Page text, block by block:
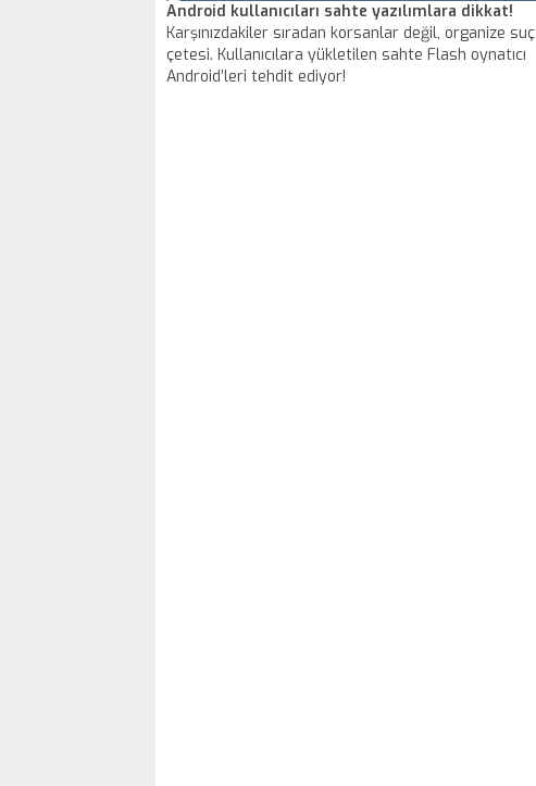
Android kullanıcıları sahte yazılımlara dikkat!
Karşınızdakiler sıradan korsanlar değil, organize suç
çetesi. Kullanıcılara yükletilen sahte Flash oynatıcı
Android’leri tehdit ediyor!